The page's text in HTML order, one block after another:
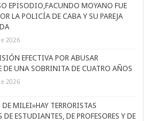
EPISODIO,FACUNDO MOYANO FUE
LA POLICÍA DE CABA Y SU PAREJA
2026
EFECTIVA POR ABUSAR
DE UNA SOBRINITA DE CUATRO AÑOS
2026
MILEI»HAY TERRORISTAS
ESTUDIANTES, DE PROFESORES Y DE